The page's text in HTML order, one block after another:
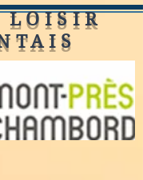
LOISIR